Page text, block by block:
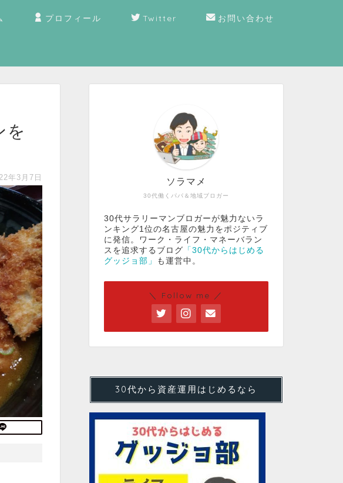
プロフィール Twitter お問い合わせ
を
年3月7日
30代働くパパ＆地域ブロガー
ソラマメ
30代サラリーマンブロガーが魅力ないラ
ンキング1位の名古屋の魅力をポジティブ
に発信。ワーク・ライフ・マネーバラン
スを追求するブログ 「30代からはじめる
グッジョ部」
も運営中。
＼ Follow me ／
30代から資産運用はじめるなら